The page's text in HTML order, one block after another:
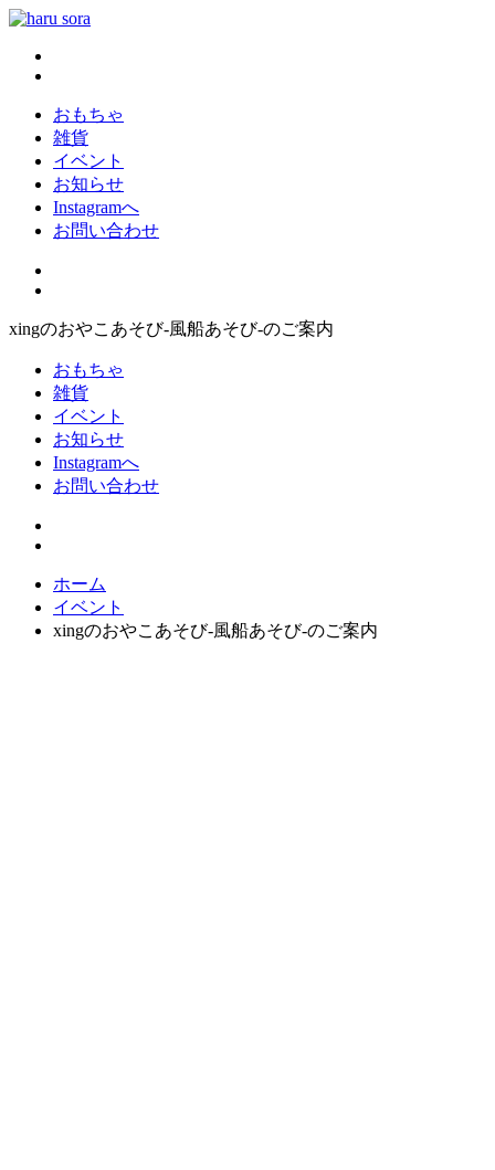
コ
haru sora
新しいharusoraもよろしくおねがいします
おもちゃ
雑貨
イベント
お知らせ
Instagramへ
お問い合わせ
xingのおやこあそび-風船あそび-のご案内
おもちゃ
雑貨
イベント
お知らせ
Instagramへ
お問い合わせ
ホーム
イベント
xingのおやこあそび-風船あそび-のご案内